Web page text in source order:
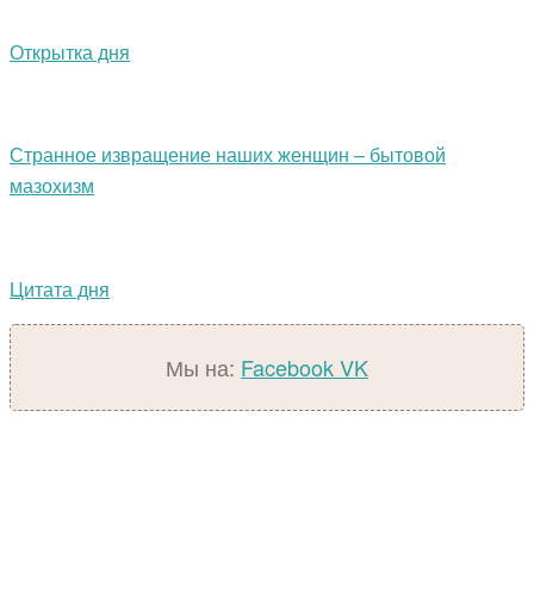
Открытка дня
Странное извращение наших женщин – бытовой
мазохизм
Цитата дня
Мы на: FacebookVK